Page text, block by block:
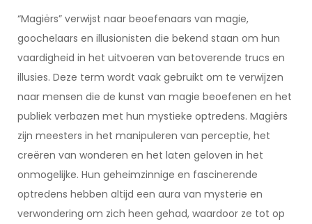
“Magiërs” verwijst naar beoefenaars van magie,
goochelaars en illusionisten die bekend staan om hun
vaardigheid in het uitvoeren van betoverende trucs en
illusies. Deze term wordt vaak gebruikt om te verwijzen
naar mensen die de kunst van magie beoefenen en het
publiek verbazen met hun mystieke optredens. Magiërs
zijn meesters in het manipuleren van perceptie, het
creëren van wonderen en het laten geloven in het
onmogelijke. Hun geheimzinnige en fascinerende
optredens hebben altijd een aura van mysterie en
verwondering om zich heen gehad, waardoor ze tot op